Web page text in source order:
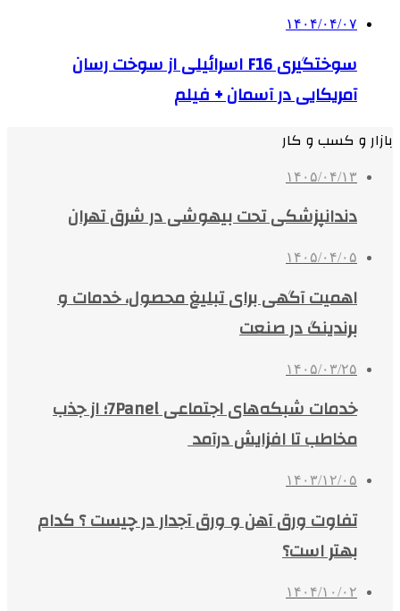
۱۴۰۴/۰۴/۰۷
سوختگیری F16 اسرائیلی از سوخت رسان
آمریکایی در آسمان + فیلم
بازار و کسب و کار
۱۴۰۵/۰۴/۱۳
دندانپزشکی تحت بیهوشی در شرق تهران
۱۴۰۵/۰۴/۰۵
اهمیت آگهی برای تبلیغ محصول، خدمات و
برندینگ در صنعت
۱۴۰۵/۰۳/۲۵
خدمات شبکه‌های اجتماعی 7Panel؛ از جذب
مخاطب تا افزایش درآمد
۱۴۰۳/۱۲/۰۵
تفاوت ورق آهن و ورق آجدار در چیست ؟ کدام
بهتر است؟
۱۴۰۴/۱۰/۰۲